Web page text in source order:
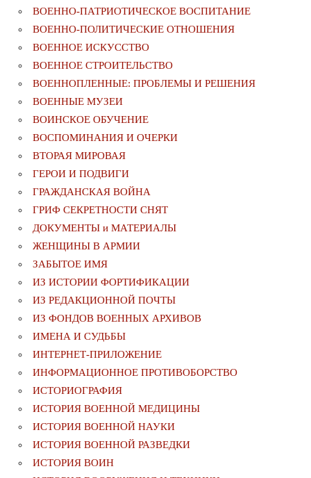
ВОЕННО-ПАТРИОТИЧЕСКОЕ ВОСПИТАНИЕ
ВОЕННО-ПОЛИТИЧЕСКИE ОТНОШЕНИЯ
ВОЕННОЕ ИСКУССТВО
ВОЕННОЕ СТРОИТЕЛЬСТВО
ВОЕННОПЛЕННЫЕ: ПРОБЛЕМЫ И РЕШЕНИЯ
ВОЕННЫЕ МУЗЕИ
ВОИНСКОЕ ОБУЧЕНИЕ
ВОСПОМИНАНИЯ И ОЧЕРКИ
ВТОРАЯ МИРОВАЯ
ГЕРОИ И ПОДВИГИ
ГРАЖДАНСКАЯ ВОЙНА
ГРИФ СЕКРЕТНОСТИ СНЯТ
ДОКУМЕНТЫ и МАТЕРИАЛЫ
ЖЕНЩИНЫ В АРМИИ
ЗАБЫТОЕ ИМЯ
ИЗ ИСТОРИИ ФОРТИФИКАЦИИ
ИЗ РЕДАКЦИОННОЙ ПОЧТЫ
ИЗ ФОНДОВ ВОЕННЫХ АРХИВОВ
ИМЕНА И СУДЬБЫ
ИНТЕРНЕТ-ПРИЛОЖЕНИЕ
ИНФОРМАЦИОННОЕ ПРОТИВОБОРСТВО
ИСТОРИОГРАФИЯ
ИСТОРИЯ ВОЕННОЙ МЕДИЦИНЫ
ИСТОРИЯ ВОЕННОЙ НАУКИ
ИСТОРИЯ ВОЕННОЙ РАЗВЕДКИ
ИСТОРИЯ ВОИН